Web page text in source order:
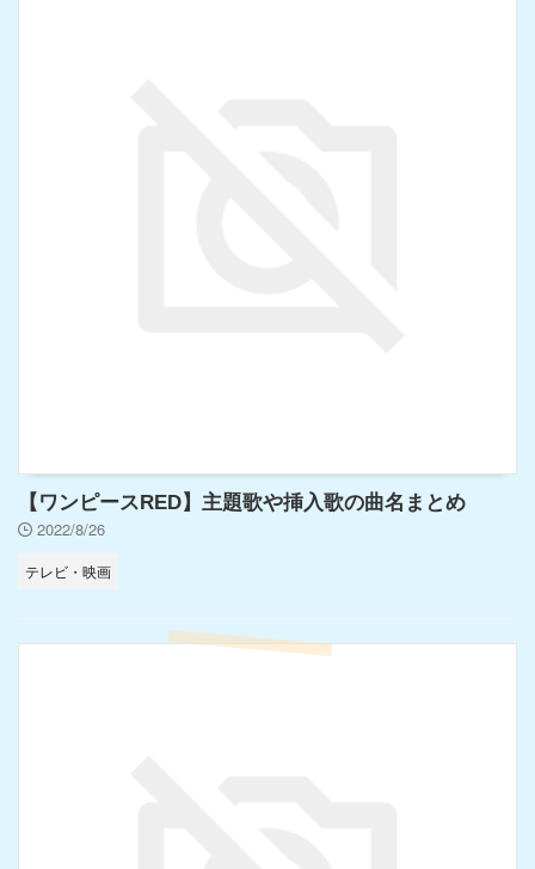
【ワンピースRED】主題歌や挿入歌の曲名まとめ
2022/8/26
テレビ・映画